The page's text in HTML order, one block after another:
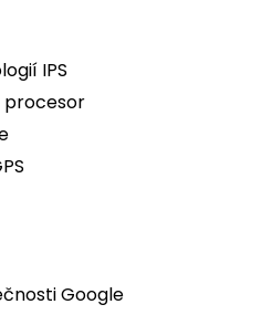
IPS
procesor
Google